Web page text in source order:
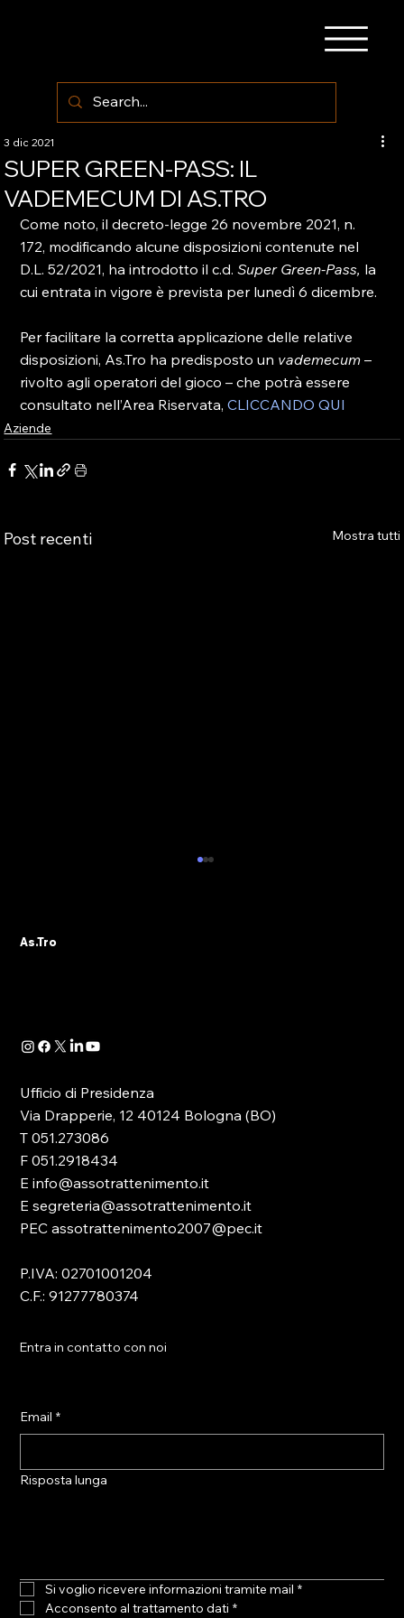
SUPER GREEN-PASS: IL
VADEMECUM DI AS.TRO
3 dic 2021
Come noto, il decreto-legge 26 novembre 2021, n.
172, modificando alcune disposizioni contenute nel
D.L. 52/2021, ha introdotto il c.d. Super Green-Pass, la
cui entrata in vigore è prevista per lunedì 6 dicembre.
Per facilitare la corretta applicazione delle relative
disposizioni, As.Tro ha predisposto un vademecum –
rivolto agli operatori del gioco – che potrà essere
consultato nell’Area Riservata, CLICCANDO QUI
Aziende
Post recenti Mostra tutti
Determinazione Direttoriale di ADM, con la
As.Tro
Ufficio di Presidenza
Via Drapperie, 12 40124 Bologna (BO)
T 051.273086
F 051.2918434
E info@assotrattenimento.it
E segreteria@assotrattenimento.it
PEC assotrattenimento2007@pec.it
P.IVA: 02701001204
C.F.: 91277780374
Entra in contatto con noi
Email *
Risposta lunga
Si voglio ricevere informazioni tramite mail *
Acconsento al trattamento dati *